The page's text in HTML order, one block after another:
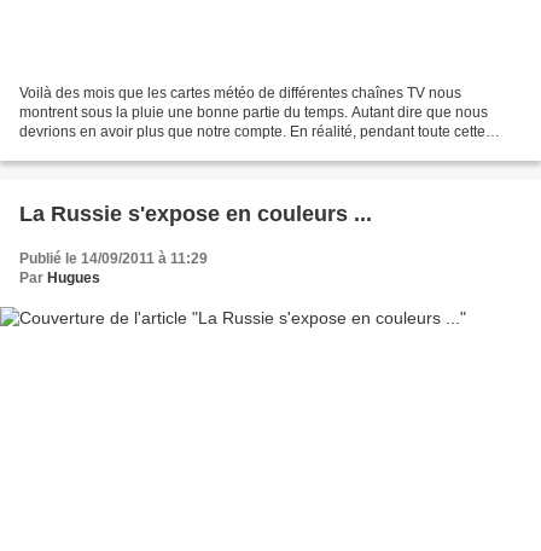
Voilà des mois que les cartes météo de différentes chaînes TV nous
montrent sous la pluie une bonne partie du temps. Autant dire que nous
devrions en avoir plus que notre compte. En réalité, pendant toute cette
La Russie s'expose en couleurs ...
Publié le 14/09/2011 à 11:29
Par Hugues